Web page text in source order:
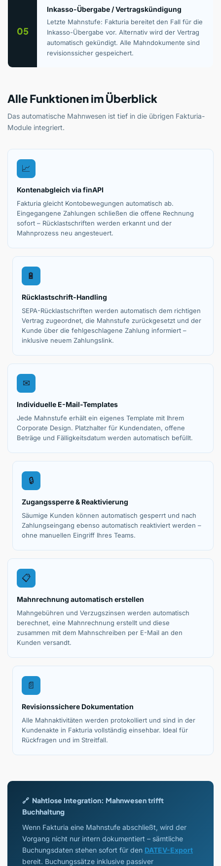
05
Inkasso-Übergabe / Vertragskündigung
Letzte Mahnstufe: Fakturia bereitet den Fall für die
Inkasso-Übergabe vor. Alternativ wird der Vertrag
automatisch gekündigt. Alle Mahndokumente sind
revisionssicher gespeichert.
Alle Funktionen im Überblick
Das automatische Mahnwesen ist tief in die übrigen Fakturia-
Module integriert.
📈
Kontenabgleich via finAPI
Fakturia gleicht Kontobewegungen automatisch ab.
Eingegangene Zahlungen schließen die offene Rechnung
sofort – Rücklastschriften werden erkannt und der
Mahnprozess neu angesteuert.
🔋
Rücklastschrift-Handling
SEPA-Rücklastschriften werden automatisch dem richtigen
Vertrag zugeordnet, die Mahnstufe zurückgesetzt und der
Kunde über die fehlgeschlagene Zahlung informiert –
inklusive neuem Zahlungslink.
✉
Individuelle E-Mail-Templates
Jede Mahnstufe erhält ein eigenes Template mit Ihrem
Corporate Design. Platzhalter für Kundendaten, offene
Beträge und Fälligkeitsdatum werden automatisch befüllt.
🔒
Zugangssperre & Reaktivierung
Säumige Kunden können automatisch gesperrt und nach
Zahlungseingang ebenso automatisch reaktiviert werden –
ohne manuellen Eingriff Ihres Teams.
📋
Mahnrechnung automatisch erstellen
Mahngebühren und Verzugszinsen werden automatisch
berechnet, eine Mahnrechnung erstellt und diese
zusammen mit dem Mahnschreiben per E-Mail an den
Kunden versandt.
📄
Revisionssichere Dokumentation
Alle Mahnaktivitäten werden protokolliert und sind in der
Kundenakte in Fakturia vollständig einsehbar. Ideal für
Rückfragen und im Streitfall.
🔗 Nahtlose Integration: Mahnwesen trifft
Buchhaltung
Wenn Fakturia eine Mahnstufe abschließt, wird der
Vorgang nicht nur intern dokumentiert – sämtliche
Buchungsdaten stehen sofort für den DATEV-Export
bereit. Buchungssätze inklusive passiver